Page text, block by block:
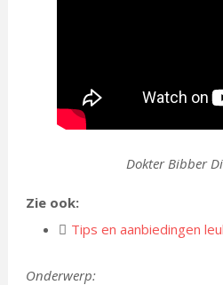
Dokter Bibber
Zie ook:
Tips en aanbiedingen
Onderwerp: